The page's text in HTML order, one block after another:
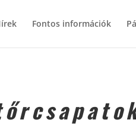
Fontos információk